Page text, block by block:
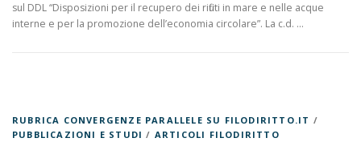
sul DDL “Disposizioni per il recupero dei rifiuti in mare e nelle acque
interne e per la promozione dell’economia circolare”. La c.d. …
RUBRICA CONVERGENZE PARALLELE SU FILODIRITTO.IT /
PUBBLICAZIONI E STUDI / ARTICOLI FILODIRITTO